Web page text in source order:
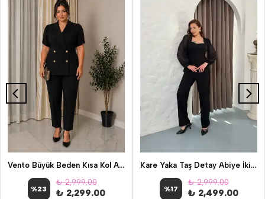
Vento Büyük Beden Kısa Kol Abiye Takım
%23
₺ 2,999.00
₺ 2,299.00
Kare Yaka Taş Detay Abiye İkili Takım
%17
₺ 2,999.00
₺ 2,499.00